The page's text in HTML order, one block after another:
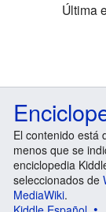
Última
El contenido está
menos que se
enciclopedia
seleccionados de
MediaWiki.